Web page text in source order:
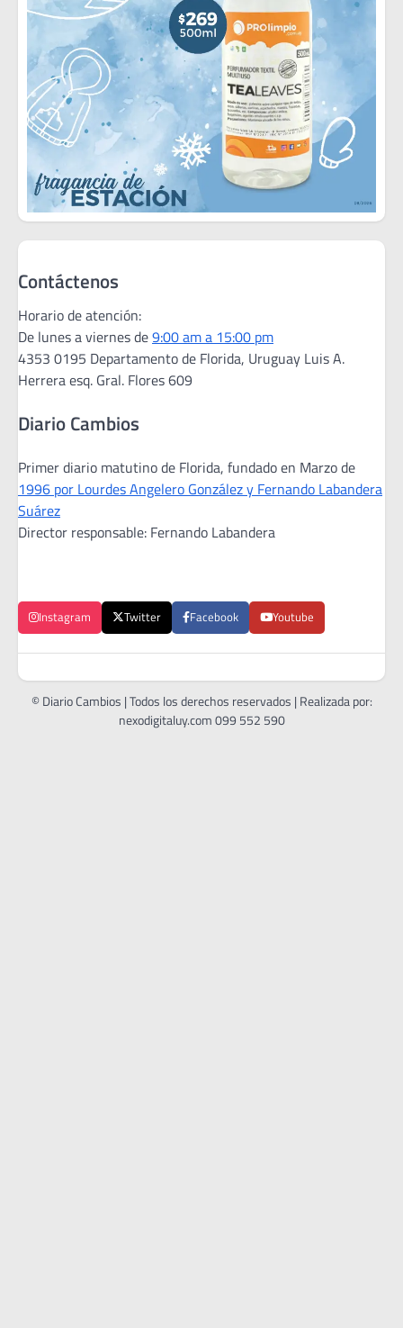
Contáctenos
Horario de atención:
De lunes a viernes de9:00 am a 15:00 pm
4353 0195 Departamento de Florida, Uruguay Luis A.
Herrera esq. Gral. Flores 609
Diario Cambios
Primer diario matutino de Florida, fundado en Marzo de
1996 por Lourdes Angelero González y Fernando Labandera
Suárez
Director responsable: Fernando Labandera
Instagram Twitter Facebook Youtube